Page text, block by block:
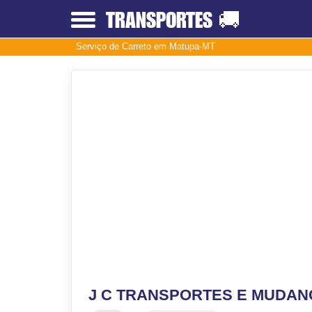
TRANSPORTES 🚚
Serviço de Carreto em Matupa-MT
J C TRANSPORTES E